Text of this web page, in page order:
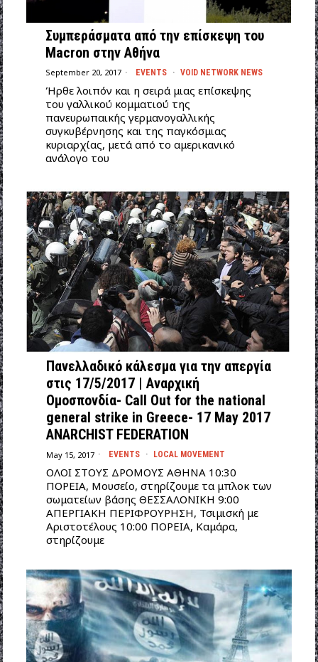
Συμπεράσματα από την επίσκεψη του
Macron στην Αθήνα
September 20, 2017 EVENTS · VOID NETWORK NEWS
Ήρθε λοιπόν και η σειρά μιας επίσκεψης
του γαλλικού κομματιού της
πανευρωπαικής γερμανογαλλικής
συγκυβέρνησης και της παγκόσμιας
κυριαρχίας, μετά από το αμερικανικό
ανάλογο του
Πανελλαδικό κάλεσμα για την απεργία
στις 17/5/2017 | Αναρχική
Ομοσπονδία- Call Out for the national
general strike in Greece- 17 May 2017
ANARCHIST FEDERATION
May 15, 2017 EVENTS · LOCAL MOVEMENT
ΟΛΟΙ ΣΤΟΥΣ ΔΡΟΜΟΥΣ ΑΘΗΝΑ 10:30
ΠΟΡΕΙΑ, Μουσείο, στηρίζουμε τα μπλοκ των
σωματείων βάσης ΘΕΣΣΑΛΟΝΙΚΗ 9:00
ΑΠΕΡΓΙΑΚΗ ΠΕΡΙΦΡΟΥΡΗΣΗ, Τσιμισκή με
Αριστοτέλους 10:00 ΠΟΡΕΙΑ, Καμάρα,
στηρίζουμε